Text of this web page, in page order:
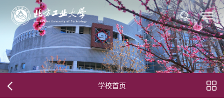
学校首页